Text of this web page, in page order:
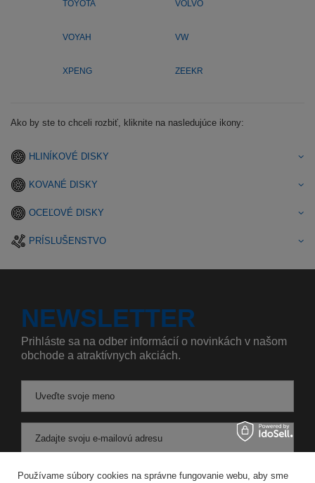
TOYOTA VOLVO
VOYAH VW
XPENG ZEEKR
Ako by ste to chceli rozbiť, kliknite na nasledujúce ikony:
HLINÍKOVÉ DISKY
KOVANÉ DISKY
OCEĽOVÉ DISKY
PRÍSLUŠENSTVO
NEWSLETTER
Prihláste sa na odber informácií o novinkách v našom
obchode a atraktívnych akciách.
Uveďte svoje meno
Zadajte svoju e-mailovú adresu
Súhlasím so spracovaním svojich osobných údajov na účely a v rozsahu služby Newsletter v
Používame súbory cookies na správne fungovanie webu, aby sme